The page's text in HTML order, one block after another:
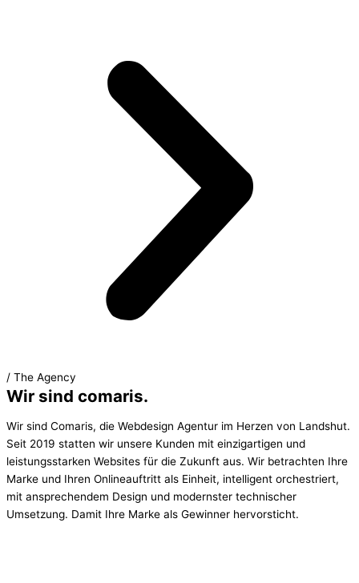
/ The Agency
Wir sind comaris.
Wir sind Comaris, die Webdesign Agentur im Herzen von Landshut.
Seit 2019 statten wir unsere Kunden mit einzigartigen und
leistungsstarken Websites für die Zukunft aus. Wir betrachten Ihre
Marke und Ihren Onlineauftritt als Einheit, intelligent orchestriert,
mit ansprechendem Design und modernster technischer
Umsetzung. Damit Ihre Marke als Gewinner hervorsticht.